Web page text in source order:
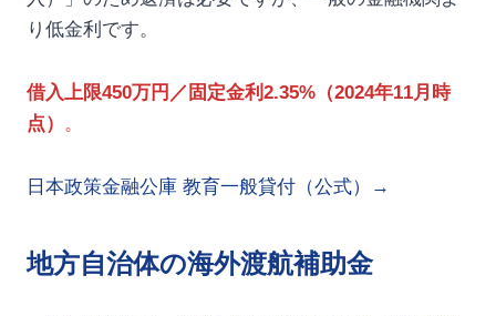
り低金利です。
借入上限450万円／固定金利2.35%（2024年11月時
点） 。
日本政策金融公庫 教育一般貸付（公式）→
地方自治体の海外渡航補助金